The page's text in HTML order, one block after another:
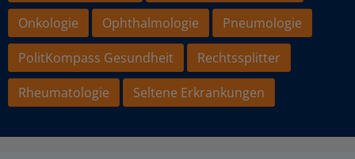
Onkologie
Ophthalmologie
Pneumologie
PolitKompass Gesundheit
Rechtssplitter
Rheumatologie
Seltene Erkrankungen